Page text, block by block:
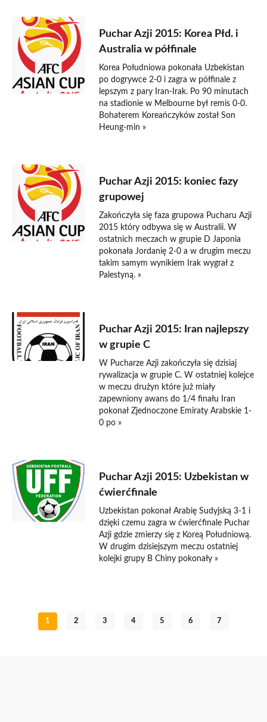
Puchar Azji 2015: Korea Płd. i
Australia w półfinale
Korea Południowa pokonała Uzbekistan
po dogrywce 2-0 i zagra w półfinale z
lepszym z pary Iran-Irak. Po 90 minutach
na stadionie w Melbourne był remis 0-0.
Bohaterem Koreańczyków został Son
Heung-min »
Puchar Azji 2015: koniec fazy
grupowej
Zakończyła się faza grupowa Pucharu Azji
2015 który odbywa się w Australii. W
ostatnich meczach w grupie D Japonia
pokonała Jordanię 2-0 a w drugim meczu
takim samym wynikiem Irak wygrał z
Palestyną. »
Puchar Azji 2015: Iran najlepszy
w grupie C
W Pucharze Azji zakończyła się dzisiaj
rywalizacja w grupie C. W ostatniej kolejce
w meczu drużyn które już miały
zapewniony awans do 1/4 finału Iran
pokonał Zjednoczone Emiraty Arabskie 1-
0 po »
Puchar Azji 2015: Uzbekistan w
ćwierćfinale
Uzbekistan pokonał Arabię Sudyjską 3-1 i
dzięki czemu zagra w ćwierćfinale Puchar
Azji gdzie zmierzy się z Koreą Południową.
W drugim dzisiejszym meczu ostatniej
kolejki grupy B Chiny pokonały »
1 2 3 4 5 6 7